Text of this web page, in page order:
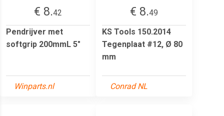
€ 8.42
Pendrijver met
softgrip 200mmL 5"
Winparts.nl
€ 8.49
KS Tools 150.2014
Tegenplaat #12, Ø 80
mm
Conrad NL